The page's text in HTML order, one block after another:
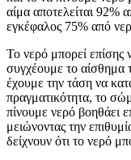
αίμα αποτελείται 92%
εγκέφαλος 75% από
Το νερό μπορεί επίσης
συγχέουμε το αίσθημα
έχουμε την τάση να
πραγματικότητα, το
πίνουμε νερό βοηθάει
μειώνοντας την
δείχνουν ότι το νερό